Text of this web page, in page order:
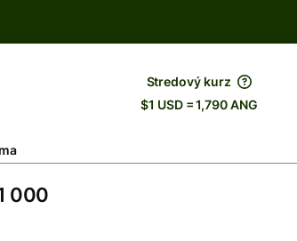
Stredový kurz
$1 USD = 1,790 ANG